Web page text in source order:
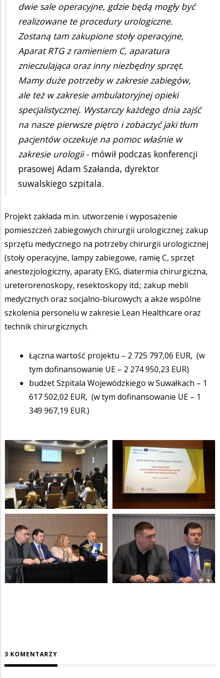
dwie sale operacyjne, gdzie będą mogły być
realizowane te procedury urologiczne.
Zostaną tam zakupione stoły operacyjne,
Aparat RTG z ramieniem C, aparatura
znieczulająca oraz inny niezbędny sprzęt.
Mamy duże potrzeby w zakresie zabiegów,
ale też w zakresie ambulatoryjnej opieki
specjalistycznej. Wystarczy każdego dnia zajść
na nasze pierwsze piętro i zobaczyć jaki tłum
pacjentów oczekuje na pomoc właśnie w
zakresie urologii - mówił podczas konferencji
prasowej Adam Szałanda, dyrektor
suwalskiego szpitala.
Projekt zakłada m.in. utworzenie i wyposażenie
pomieszczeń zabiegowych chirurgii urologicznej; zakup
sprzętu medycznego na potrzeby chirurgii urologicznej
(stoły operacyjne, lampy zabiegowe, ramię C, sprzęt
anestezjologiczny, aparaty EKG, diatermia chirurgiczna,
ureterorenoskopy, resektoskopy itd.; zakup mebli
medycznych oraz socjalno-biurowych; a akże wspólne
szkolenia personelu w zakresie Lean Healthcare oraz
technik chirurgicznych.
Łączna wartość projektu – 2 725 797,06 EUR, (w
tym dofinansowanie UE – 2 274 950,23 EUR)
budżet Szpitala Wojewódzkiego w Suwałkach – 1
617 502,02 EUR, (w tym dofinansowanie UE – 1
349 967,19 EUR.)
3 KOMENTARZY